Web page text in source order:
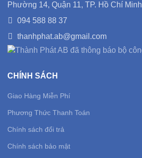
Phường 14, Quận 11, TP. Hồ Chí Minh
094 588 88 37
thanhphat.ab@gmail.com
CHÍNH SÁCH
Giao Hàng Miễn Phí
Phương Thức Thanh Toán
Chính sách đổi trả
Chính sách bảo mật